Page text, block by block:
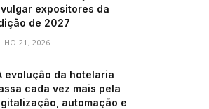
expositores da
de 2027
21, 2026
evolução da hotelaria
cada vez mais pela
automação e